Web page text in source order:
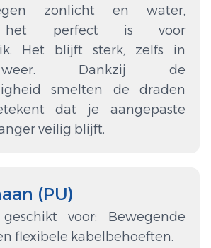
zonlicht en water,
het perfect is voor
Het blijft sterk, zelfs in
Dankzij de
smelten de draden
dat je aangepaste
veilig blijft.
(PU)
voor: Bewegende
flexibele kabelbehoeften.